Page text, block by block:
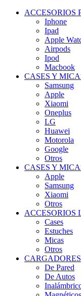
ACCESORIOS
Iphone
Ipad
Apple
Airpods
Ipod
Macbook
CASES Y
Samsung
Apple
Xiaomi
Oneplus
LG
Huawei
Motorola
Google
Otros
CASES Y
Apple
Samsung
Xiaomi
Otros
ACCESORIOS
Cases
Estuches
Micas
Otros
CARGADORES
De Pared
De Autos